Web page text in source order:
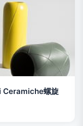
Ceramiche螺旋